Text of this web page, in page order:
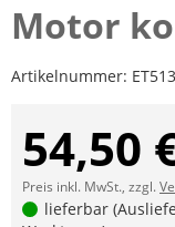
Motor
Artikelnummer:
54,50
Preis inkl. MwSt., zzgl.
lieferbar